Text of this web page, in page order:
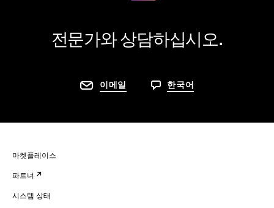
전문가와 상담하십시오.
이메일 한국어
마켓플레이스
파트너
시스템 상태